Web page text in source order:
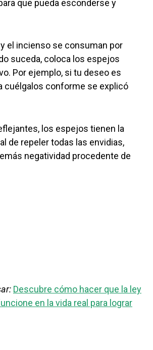
que pueda esconderse y
y el incienso se consuman por
suceda, coloca los espejos
Por ejemplo, si tu deseo es
cuélgalos conforme se explicó
los espejos tienen la
de repeler todas las envidias,
negatividad procedente de
Descubre cómo hacer que la ley
en la vida real para lograr